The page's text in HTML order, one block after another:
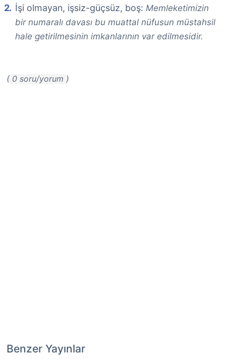
İşi olmayan, işsiz-güçsüz, boş: Memleketimizin
bir numaralı davası bu muattal nüfusun müstahsil
hale getirilmesinin imkanlarının var edilmesidir.
( 0 soru/yorum )
Benzer Yayınlar